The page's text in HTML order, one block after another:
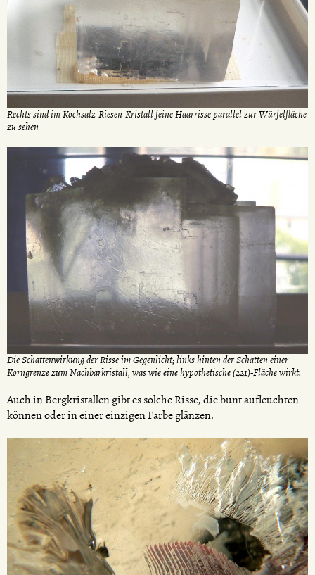
Rechts sind im Kochsalz-Riesen-Kristall feine Haarrisse parallel zur Würfelfläche
zu sehen
Die Schattenwirkung der Risse im Gegenlicht; links hinten der Schatten einer
Korngrenze zum Nachbarkristall, was wie eine hypothetische (221)-Fläche wirkt.
Auch in Bergkristallen gibt es solche Risse, die bunt aufleuchten
können oder in einer einzigen Farbe glänzen.